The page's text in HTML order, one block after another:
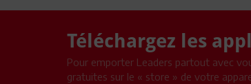
Téléchargez les
Pour emporter Leaders partout avec
gratuites sur le « store » de votre